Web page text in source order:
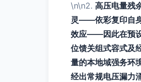
\n\n2. 高压电量残
灵——依彩复印自
效应——因此在预设
位馈关组式容式及
量的本地域强务环
经出常规电压漏力